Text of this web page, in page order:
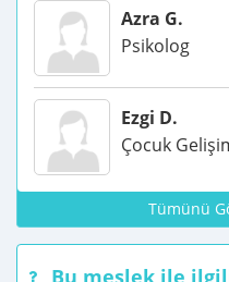
Azra G.
Psikolog
Ezgi D.
Çocuk
Tümünü
Bu meslek ile